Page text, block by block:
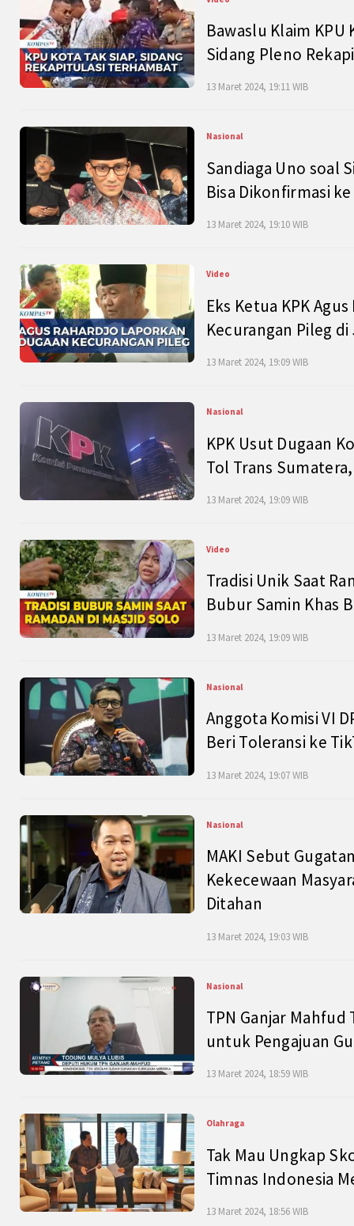
Bawaslu Klaim
Sidang Pleno
13 Maret 2024, 19:11 WIB
Nasional
Sandiaga Uno soal
Bisa Dikonfirmasi
13 Maret 2024, 19:10 WIB
Video
Eks Ketua KPK
Kecurangan Pileg
13 Maret 2024, 19:09 WIB
Nasional
KPK Usut Dugaan
Tol Trans
13 Maret 2024, 19:09 WIB
Video
Tradisi Unik Saat
Bubur Samin Khas
13 Maret 2024, 19:09 WIB
Nasional
Anggota Komisi VI
Beri Toleransi ke
13 Maret 2024, 19:07 WIB
Nasional
MAKI Sebut
Kekecewaan
Ditahan
13 Maret 2024, 19:03 WIB
Nasional
TPN Ganjar
untuk Pengajuan
13 Maret 2024, 18:59 WIB
Olahraga
Tak Mau Ungkap
Timnas Indonesia
13 Maret 2024, 18:56 WIB